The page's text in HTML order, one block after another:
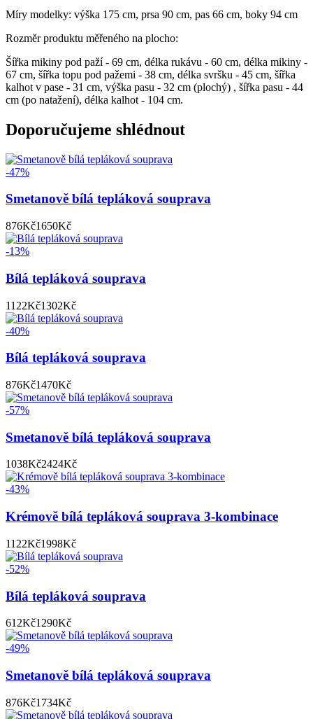
Míry modelky: výška 175 cm, prsa 90 cm, pas 66 cm, boky 94 cm
Rozměr produktu měřeného na plocho:
Šířka mikiny pod paží - 69 cm, délka rukávu - 60 cm, délka mikiny -
67 cm, šířka topu pod pažemi - 38 cm, délka svršku - 45 cm, šířka
kalhot v pase - 31 cm, výška pasu - 32 cm (plochý) , šířka pasu - 44
cm (po natažení), délka kalhot - 104 cm.
Doporučujeme shlédnout
-47%
Smetanově bílá tepláková souprava
876Kč1650Kč
-13%
Bílá tepláková souprava
1122Kč1302Kč
-40%
Bílá tepláková souprava
876Kč1470Kč
-57%
Smetanově bílá tepláková souprava
1038Kč2424Kč
-43%
Krémově bílá tepláková souprava 3-kombinace
1122Kč1998Kč
-52%
Bílá tepláková souprava
612Kč1290Kč
-49%
Smetanově bílá tepláková souprava
876Kč1734Kč